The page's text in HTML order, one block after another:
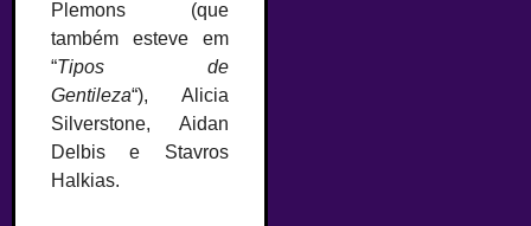
Plemons (que
também esteve em
“Tipos de
Gentileza“), Alicia
Silverstone, Aidan
Delbis e Stavros
Halkias.